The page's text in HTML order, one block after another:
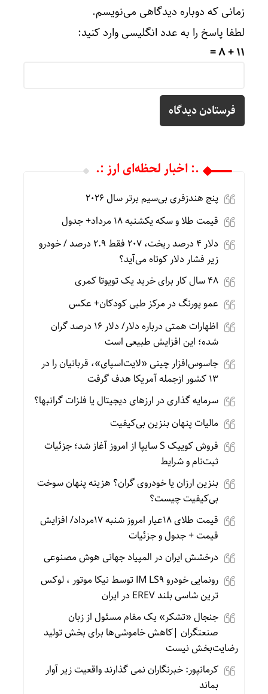
زمانی که دوباره دیدگاهی می‌نویسم.
لطفا پاسخ را به عدد انگلیسی وارد کنید:
11 + 8 =
.: اخبار لحظه‌ای ارز :.
پنج هندزفری بی‌سیم برتر سال ۲۰۲۶
قیمت طلا و سکه یکشنبه 18 مرداد+ جدول
دلار ۴ درصد ریخت، ۲۰۷ فقط ۲.۹ درصد / خودرو
زیر فشار دلار کوتاه می‌آید؟
۴۸ سال کار برای خرید یک تویوتا کمری
عمو پورنگ در مرکز طبی کودکان+ عکس
اظهارات همتی درباره دلار/ دلار ۱۶ درصد گران
شده؛ این افزایش طبیعی است
جاسوس‌افزار چینی «لایت‌اسپای»، قربانیان را در
۱۳ کشور ازجمله آمریکا هدف گرفت
سرمایه گذاری در ارزهای دیجیتال یا فلزات گرانبها؟
مالیات پنهان بنزین بی‌کیفیت
فروش کوییک S سایپا از امروز آغاز شد؛ جزئیات
ثبت‌نام و شرایط
بنزین ارزان یا خودروی گران؟ هزینه پنهان سوخت
بی‌کیفیت چیست؟
قیمت طلای 18عیار امروز شنبه 17مرداد/ افزایش
قیمت + جدول و جزئیات
درخشش ایران در المپیاد جهانی هوش مصنوعی
رونمایی خودرو IM LS9 توسط نیکا موتور ، لوکس
ترین شاسی بلند EREV در ایران
جنجال «تشکر» یک مقام مسئول از زبان
صنعتگران |کاهش خاموشی‌ها برای بخش تولید
رضایت‌بخش نیست
کرمانپور: خبرنگاران نمی گذارند واقعیت زیر آوار
بماند